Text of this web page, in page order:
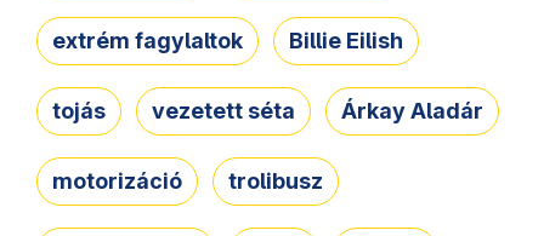
extrém fagylaltok Billie Eilish
tojás vezetett séta Árkay Aladár
motorizáció trolibusz